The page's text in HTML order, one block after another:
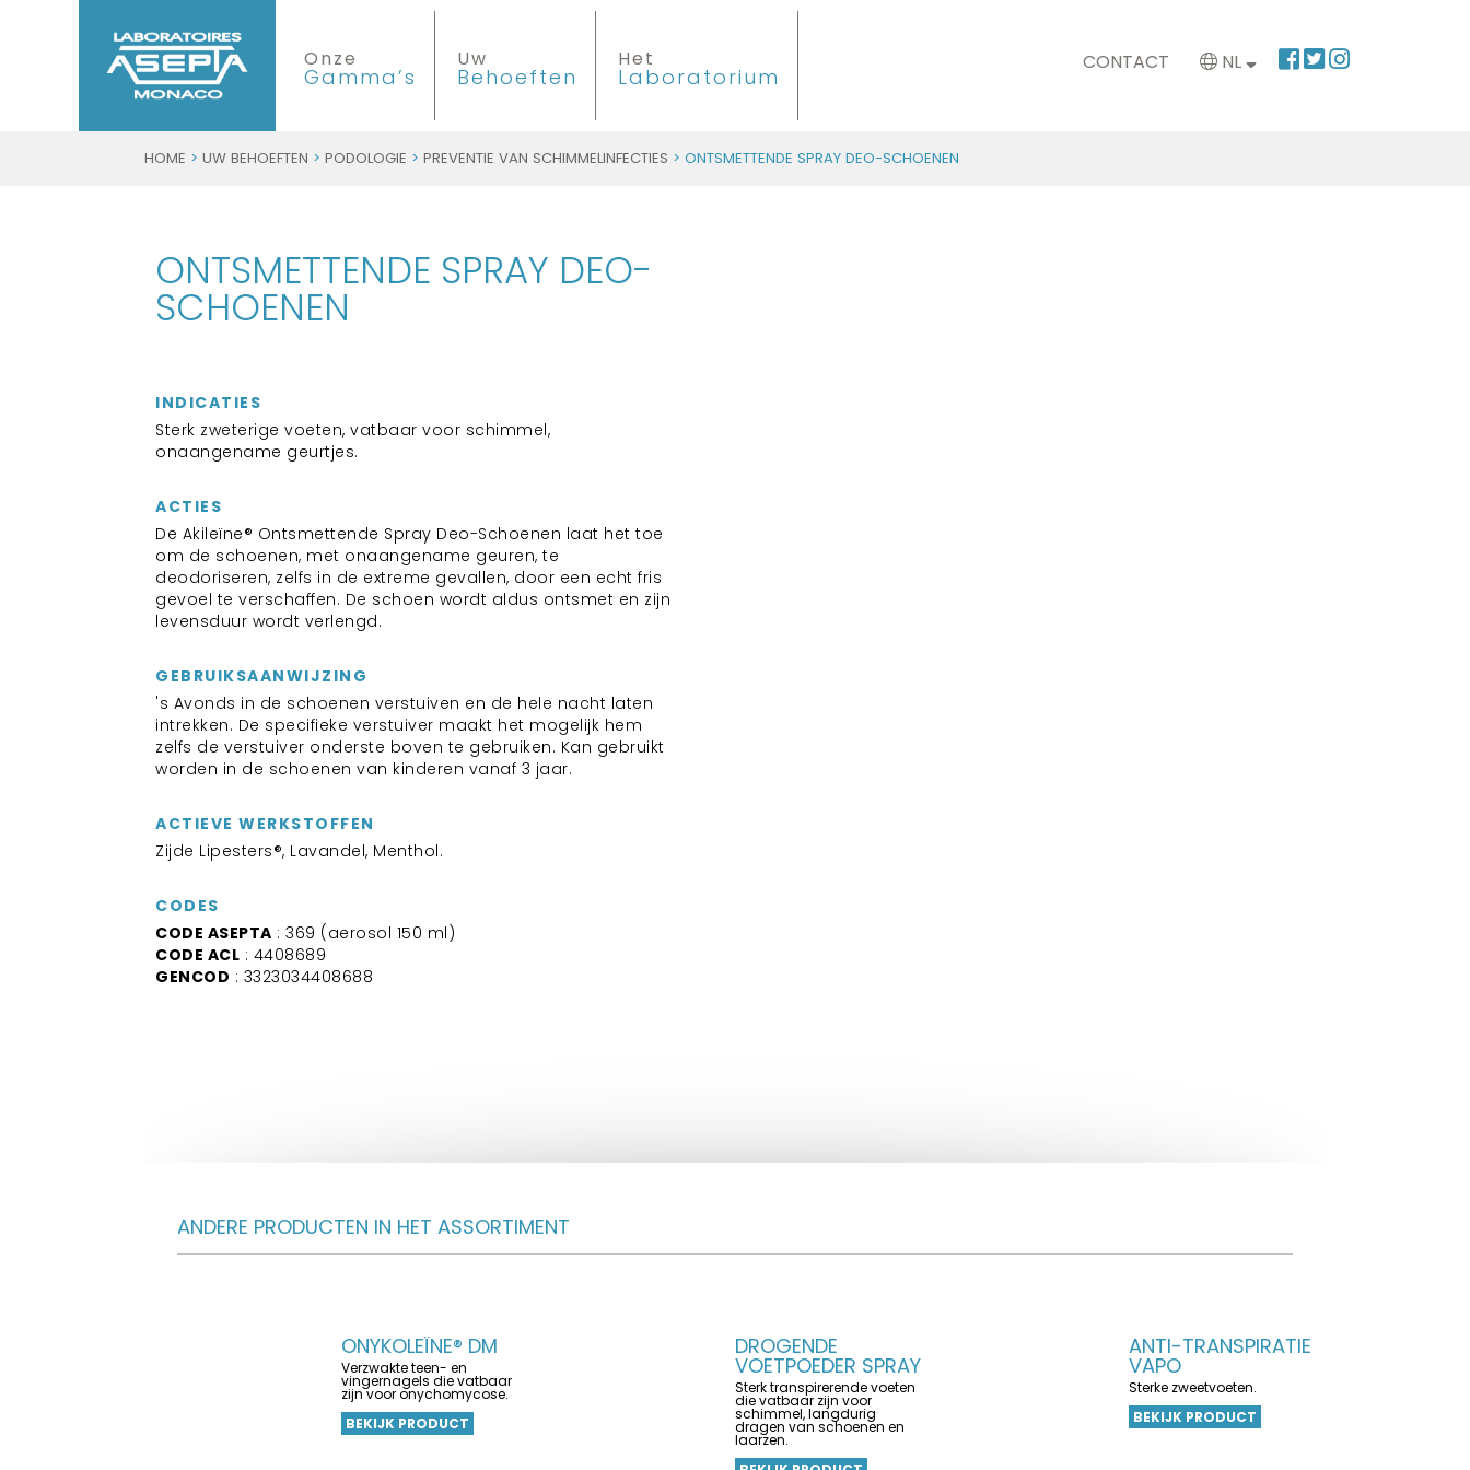
Onze
Gamma’s
Uw
Behoeften
Het
Laboratorium
CONTACT NL
HOME > UW BEHOEFTEN > PODOLOGIE > PREVENTIE VAN SCHIMMELINFECTIES > ONTSMETTENDE SPRAY DEO-SCHOENEN
ONTSMETTENDE SPRAY DEO-
SCHOENEN
INDICATIES
Sterk zweterige voeten, vatbaar voor schimmel,
onaangename geurtjes.
ACTIES
De Akileïne® Ontsmettende Spray Deo-Schoenen laat het toe
om de schoenen, met onaangename geuren, te
deodoriseren, zelfs in de extreme gevallen, door een echt fris
gevoel te verschaffen. De schoen wordt aldus ontsmet en zijn
levensduur wordt verlengd.
GEBRUIKSAANWIJZING
's Avonds in de schoenen verstuiven en de hele nacht laten
intrekken. De specifieke verstuiver maakt het mogelijk hem
zelfs de verstuiver onderste boven te gebruiken. Kan gebruikt
worden in de schoenen van kinderen vanaf 3 jaar.
ACTIEVE WERKSTOFFEN
Zijde Lipesters®, Lavandel, Menthol.
CODES
CODE ASEPTA : 369 (aerosol 150 ml)
CODE ACL : 4408689
GENCOD : 3323034408688
ANDERE PRODUCTEN IN HET ASSORTIMENT
ONYKOLEÏNE® DM
Verzwakte teen- en
vingernagels die vatbaar
zijn voor onychomycose.
BEKIJK PRODUCT
DROGENDE
VOETPOEDER SPRAY
Sterk transpirerende voeten
die vatbaar zijn voor
schimmel, langdurig
dragen van schoenen en
laarzen.
ANTI-TRANSPIRATIE
VAPO
Sterke zweetvoeten.
BEKIJK PRODUCT